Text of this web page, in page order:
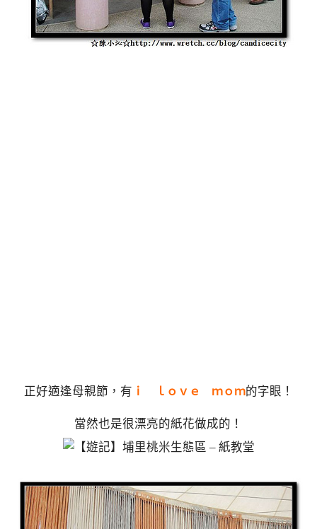
正好適逢母親節，有 ｉ ｌｏｖｅ ｍｏｍ的字眼！
當然也是很漂亮的紙花做成的！